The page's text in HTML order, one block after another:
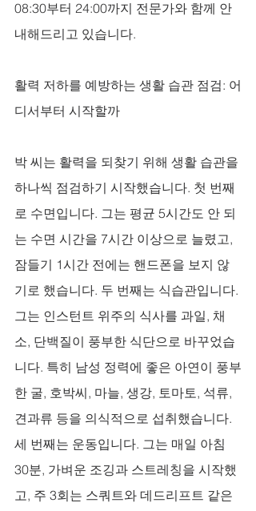
08:30부터 24:00까지 전문가와 함께 안
내해드리고 있습니다.
활력 저하를 예방하는 생활 습관 점검: 어
디서부터 시작할까
박 씨는 활력을 되찾기 위해 생활 습관을
하나씩 점검하기 시작했습니다. 첫 번째
로 수면입니다. 그는 평균 5시간도 안 되
는 수면 시간을 7시간 이상으로 늘렸고,
잠들기 1시간 전에는 핸드폰을 보지 않
기로 했습니다. 두 번째는 식습관입니다.
그는 인스턴트 위주의 식사를 과일, 채
소, 단백질이 풍부한 식단으로 바꾸었습
니다. 특히 남성 정력에 좋은 아연이 풍부
한 굴, 호박씨, 마늘, 생강, 토마토, 석류,
견과류 등을 의식적으로 섭취했습니다.
세 번째는 운동입니다. 그는 매일 아침
30분, 가벼운 조깅과 스트레칭을 시작했
고, 주 3회는 스쿼트와 데드리프트 같은